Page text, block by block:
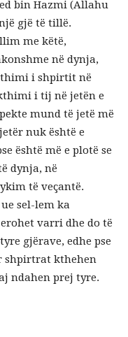
bin Hazmi (Allahu
gjë të tillë.
me këtë,
në dynja,
i shpirtit në
i tij në jetën e
mund të jetë më
nuk është e
është më e plotë se
dynja, në
të veçantë.
sel-lem ka
varri dhe do të
gjërave, edhe pse
shpirtrat kthehen
ndahen prej tyre.